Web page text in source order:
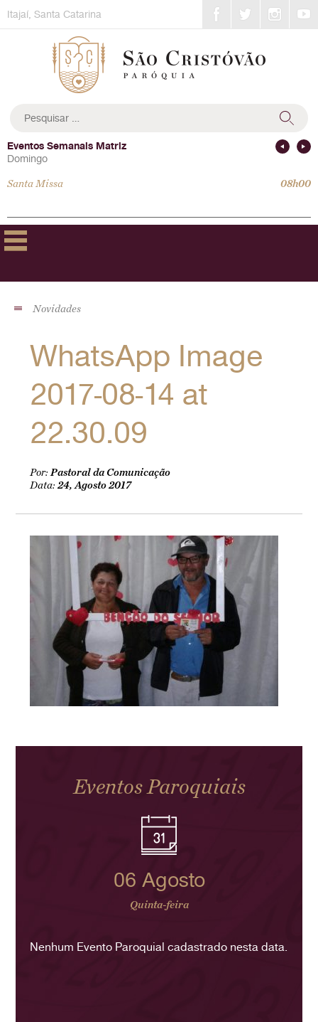
toItajaí, Santa Catarina
por:
Eventos Semanais Matriz
Domingo
Santa Missa 08h00
Novidades
WhatsApp Image
2017-08-14 at
22.30.09
Por:Pastoral da Comunicação
Data:24, Agosto 2017
Eventos Paroquiais
06 Agosto
Quinta-feira
Nenhum Evento Paroquial cadastrado nesta data.